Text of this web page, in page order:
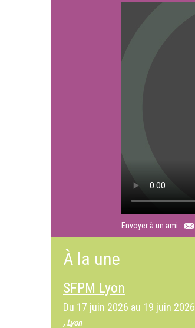
Envoyer à un ami :
À la une
SFPM Lyon
Du 17 juin 2026 au 19 juin 2026
, Lyon